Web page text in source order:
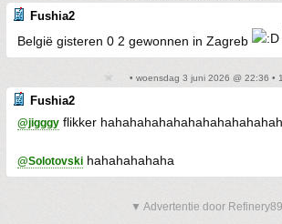
Fushia2
België gisteren 0 2 gewonnen in Zagreb
• woensdag 3 juni 2026 @ 22:36 •
Fushia2
@jigggy flikker
@Solotovski hahahahahaha
▼ Advertentie door Refinery89